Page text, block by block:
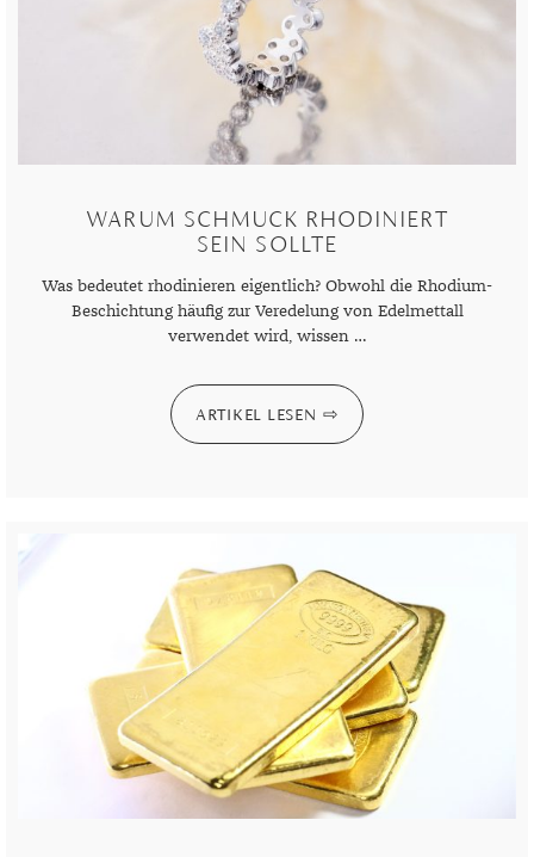
WARUM SCHMUCK RHODINIERT
SEIN SOLLTE
Was bedeutet rhodinieren eigentlich? Obwohl die Rhodium-
Beschichtung häufig zur Veredelung von Edelmettall
verwendet wird, wissen …
ARTIKEL LESEN